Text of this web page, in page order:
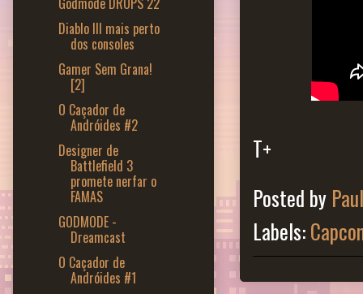
T+
Posted by
Labels:
Diablo III mais perto
dos consoles
Gamer Sem Grana!
[2]
O Caçador de
Andróides #2
Designer de
Battlefield 3
promete nerfar o
FAMAS
GODMODE -
Dreamcast
O Caçador de
Andróides #1